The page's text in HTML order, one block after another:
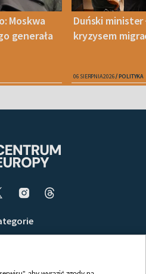
Moskwa
generała
Duński minister
kryzysem
06 SIERPNIA 2026 POLITYKA